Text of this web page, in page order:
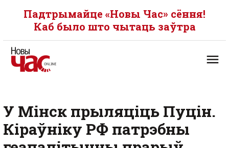
Падтрымайце «Новы Час» сёння!
Каб было што чытаць заўтра
У Мінск прыляціць Пуцін.
Кіраўніку РФ патрэбны